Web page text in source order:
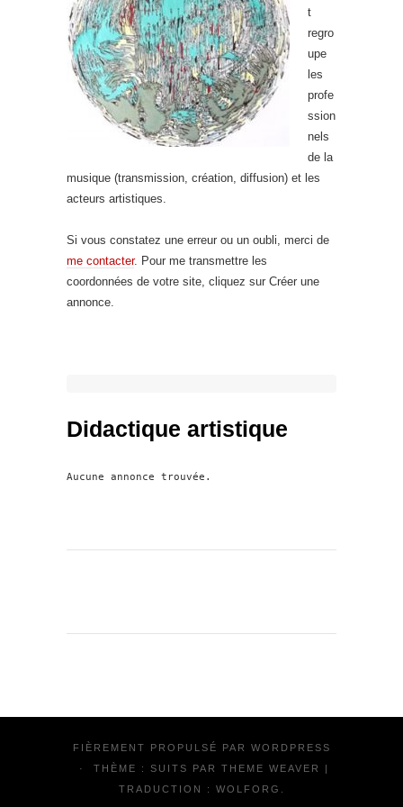
t
regro
upe
les
profe
ssion
nels
de la
musique (transmission, création, diffusion) et les
acteurs artistiques.
Si vous constatez une erreur ou un oubli, merci de
me contacter. Pour me transmettre les
coordonnées de votre site, cliquez sur Créer une
annonce.
Didactique artistique
Aucune annonce trouvée.
FIÈREMENT PROPULSÉ PAR WORDPRESS
·
THÈME : SUITS PAR THEME WEAVER
|
TRADUCTION : WOLFORG